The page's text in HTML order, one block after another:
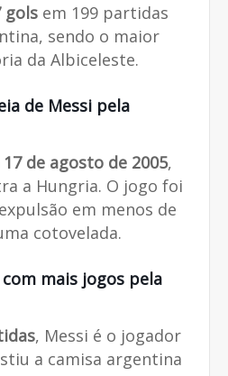
gols em 199 partidas
sendo o maior
da Albiceleste.
de Messi pela
17 de agosto de 2005,
a Hungria. O jogo foi
em menos de
cotovelada.
mais jogos pela
, Messi é o jogador
a camisa argentina